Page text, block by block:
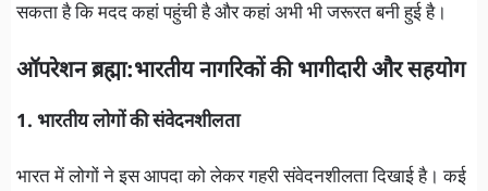
सकता है कि मदद कहां पहुंची है और कहां अभी भी जरूरत बनी हुई है।
ऑपरेशन ब्रह्मा:भारतीय नागरिकों की भागीदारी और सहयोग
1. भारतीय लोगों की संवेदनशीलता
भारत में लोगों ने इस आपदा को लेकर गहरी संवेदनशीलता दिखाई है। कई